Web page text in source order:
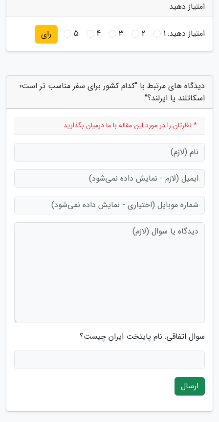
امتیاز دهید
امتیاز دهید:1
2
3
4
5 رای
دیدگاه های مرتبط با "کدام کشور برای سفر مناسب تر است؛
اسکاتلند یا ایرلند؟"
* نظرتان را در مورد این مقاله با ما درمیان بگذارید
سوال اتفاقی: نام پایتخت ایران چیست؟
ارسال